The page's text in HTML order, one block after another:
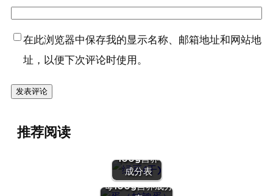
在此浏览器中保存我的显示名称、邮箱地址和网站地
址，以便下次评论时使用。
推荐阅读
100g营养
成分表
『蛋（鹌鹑
蛋）』营养价值 |
每100g营养成分